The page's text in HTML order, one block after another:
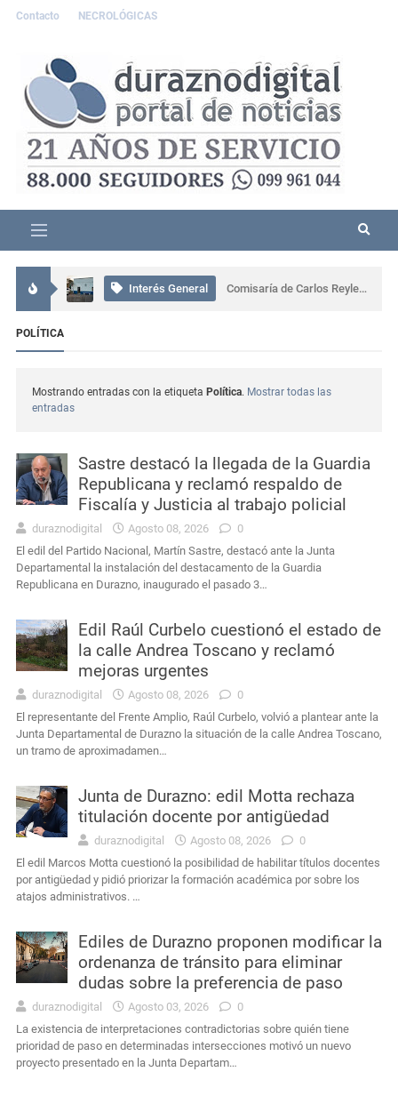
Contacto NECROLÓGICAS
Interés General Comisaría de Carlos Reyles coordinó el rescate de un conductor atrapado tras un grave siniestro en Ruta 5
Interés General Masculino condenado en Durazno por porte de arma de fuego en lugares públicos
Actualidad
Interés General
Uruguay
POLÍTICA
Mostrando entradas con la etiqueta Política. Mostrar todas las
entradas
Sastre destacó la llegada de la Guardia
Republicana y reclamó respaldo de
Fiscalía y Justicia al trabajo policial
duraznodigital Agosto 08, 2026
0
El edil del Partido Nacional, Martín Sastre, destacó ante la Junta
Departamental la instalación del destacamento de la Guardia
Republicana en Durazno, inaugurado el pasado 3…
Edil Raúl Curbelo cuestionó el estado de
la calle Andrea Toscano y reclamó
mejoras urgentes
duraznodigital Agosto 08, 2026
0
El representante del Frente Amplio, Raúl Curbelo, volvió a plantear ante la
Junta Departamental de Durazno la situación de la calle Andrea Toscano,
un tramo de aproximadamen…
Junta de Durazno: edil Motta rechaza
titulación docente por antigüedad
duraznodigital Agosto 08, 2026
0
El edil Marcos Motta cuestionó la posibilidad de habilitar títulos docentes
por antigüedad y pidió priorizar la formación académica por sobre los
atajos administrativos. …
Ediles de Durazno proponen modificar la
ordenanza de tránsito para eliminar
dudas sobre la preferencia de paso
duraznodigital Agosto 03, 2026
0
La existencia de interpretaciones contradictorias sobre quién tiene
prioridad de paso en determinadas intersecciones motivó un nuevo
proyecto presentado en la Junta Departam…